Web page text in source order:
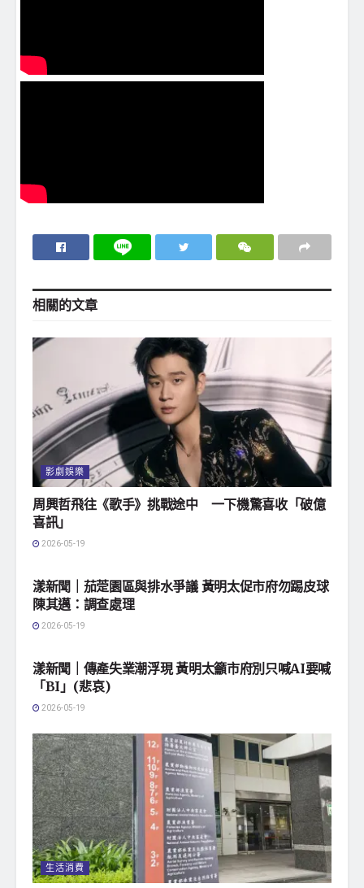
相關的文章
影劇娛樂
周興哲飛往《歌手》挑戰途中 一下機驚喜收「破億
喜訊」
2026-05-19
漾新聞｜茄萣園區與排水爭議 黃明太促市府勿踢皮球
陳其邁：調查處理
2026-05-19
漾新聞｜傳產失業潮浮現 黃明太籲市府別只喊AI要喊
「BI」(悲哀)
2026-05-19
生活消費